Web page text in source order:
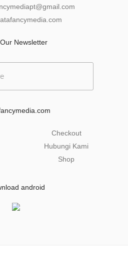
.com
Newsletter
Checkout
Hubungi Kami
Shop
android